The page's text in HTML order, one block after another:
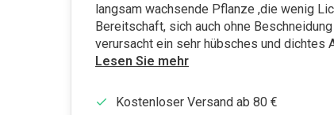
langsam wachsende Pflanze ,die wenig
Bereitschaft, sich auch ohne
verursacht ein sehr hübsches und dichtes
Lesen Sie mehr
Kostenloser Versand ab 80 €